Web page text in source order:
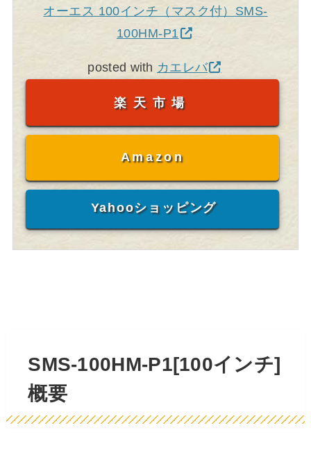
オーエス 100インチ（マスク付）SMS-
100HM-P1
posted with カエレバ
楽天市場
Amazon
Yahooショッピング
SMS-100HM-P1[100インチ]
概要